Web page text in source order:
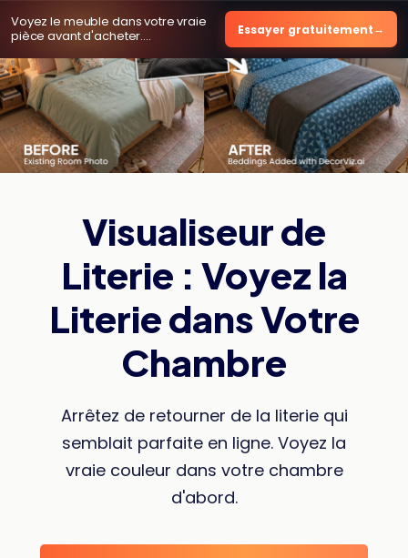
Voyez le meuble dans votre vraie
pièce avant d'acheter.
Essayer gratuitement
Visualiseur de
Literie : Voyez la
Literie dans Votre
Chambre
Arrêtez de retourner de la literie qui
semblait parfaite en ligne. Voyez la
vraie couleur dans votre chambre
d'abord.